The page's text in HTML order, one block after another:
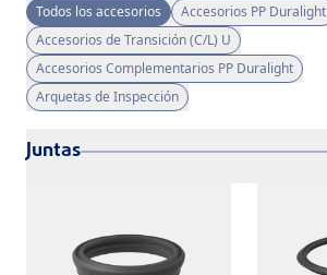
Todos los accesorios
Accesorios PP Duralight
Accesorios de Transición (C/L) U
Accesorios Complementarios PP Duralight
Arquetas de Inspección
Juntas